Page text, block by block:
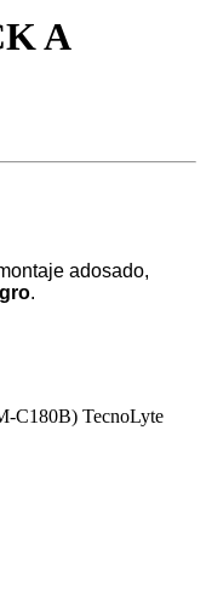
A
adosado,
.
C180B) TecnoLyte